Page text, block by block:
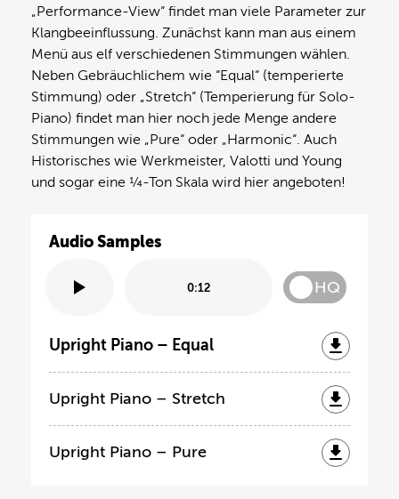
„Performance-View“ findet man viele Parameter zur
Klangbeeinflussung. Zunächst kann man aus einem
Menü aus elf verschiedenen Stimmungen wählen.
Neben Gebräuchlichem wie “Equal“ (temperierte
Stimmung) oder „Stretch“ (Temperierung für Solo-
Piano) findet man hier noch jede Menge andere
Stimmungen wie „Pure“ oder „Harmonic“. Auch
Historisches wie Werkmeister, Valotti und Young
und sogar eine ¼-Ton Skala wird hier angeboten!
Audio Samples
0:12 HQ
Upright Piano – Equal
Upright Piano – Stretch
Upright Piano – Pure